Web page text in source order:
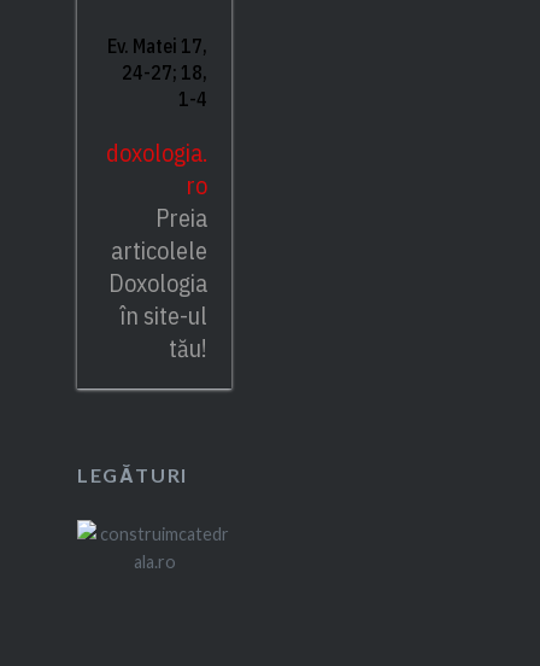
Ev. Matei 17,
24-27; 18,
1-4
doxologia.
ro
Preia
articolele
Doxologia
în site-ul
tău!
LEGĂTURI